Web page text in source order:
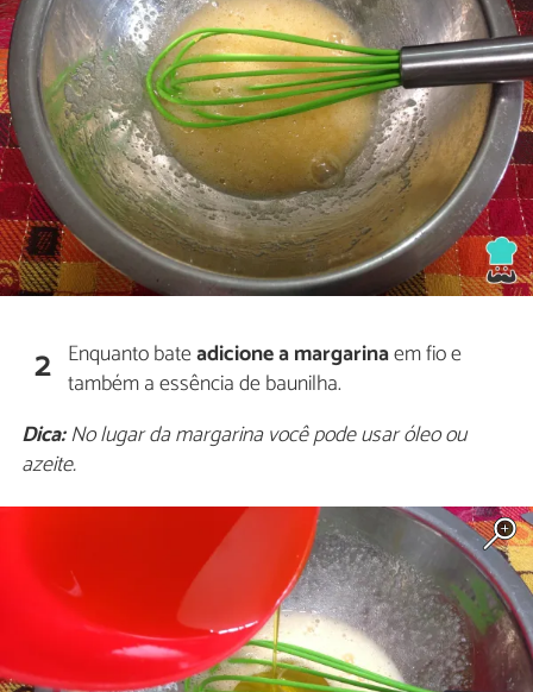
2 Enquanto bateadicione a margarinaem fio e
também a essência de baunilha.
Dica:No lugar da margarina você pode usar óleo ou
azeite.